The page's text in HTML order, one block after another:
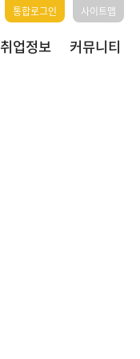
통합로그인 사이트맵
취업정보 커뮤니티